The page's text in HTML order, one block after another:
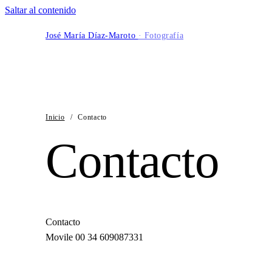
Saltar al contenido
José María Díaz-Maroto · Fotografía
Inicio / Contacto
Contacto
Contacto
Movile 00 34 609087331